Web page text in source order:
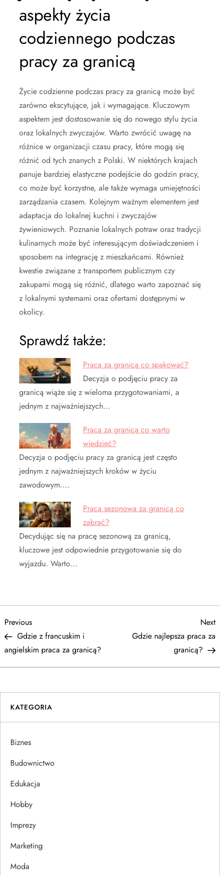
aspekty życia
codziennego podczas
pracy za granicą
Życie codzienne podczas pracy za granicą może być
zarówno ekscytujące, jak i wymagające. Kluczowym
aspektem jest dostosowanie się do nowego stylu życia
oraz lokalnych zwyczajów. Warto zwrócić uwagę na
różnice w organizacji czasu pracy, które mogą się
różnić od tych znanych z Polski. W niektórych krajach
panuje bardziej elastyczne podejście do godzin pracy,
co może być korzystne, ale także wymaga umiejętności
zarządzania czasem. Kolejnym ważnym elementem jest
adaptacja do lokalnej kuchni i zwyczajów
żywieniowych. Poznanie lokalnych potraw oraz tradycji
kulinarnych może być interesującym doświadczeniem i
sposobem na integrację z mieszkańcami. Również
kwestie związane z transportem publicznym czy
zakupami mogą się różnić, dlatego warto zapoznać się
z lokalnymi systemami oraz ofertami dostępnymi w
okolicy.
Sprawdź także:
Praca za granicą co spakować?
Decyzja o podjęciu pracy za
granicą wiąże się z wieloma przygotowaniami, a
jednym z najważniejszych…
Praca za granicą co warto
wiedzieć?
Decyzja o podjęciu pracy za granicą jest często
jednym z najważniejszych kroków w życiu
zawodowym.…
Praca sezonowa za granicą co
zabrać?
Decydując się na pracę sezonową za granicą,
kluczowe jest odpowiednie przygotowanie się do
wyjazdu. Warto…
N
a
w
i
g
a
c
a
w
p
Previous
Post
Previous
Gdzie z francuskim i
angielskim praca za granicą?
Next
Gdzie najlepsza praca za
granicą?
KATEGORIA
Biznes
Budownictwo
Edukacja
Hobby
Imprezy
Marketing
Moda